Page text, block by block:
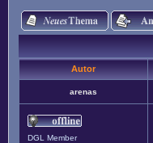
Autor
arenas
DGL Member